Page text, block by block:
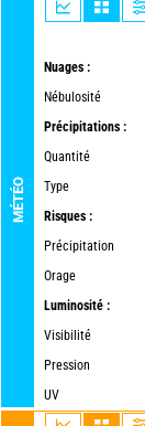
MÉTÉO
Nuages :
Nébulosité
Précipitations :
Quantité
Type
Risques :
Précipitation
Orage
Luminosité :
Visibilité
Pression
UV